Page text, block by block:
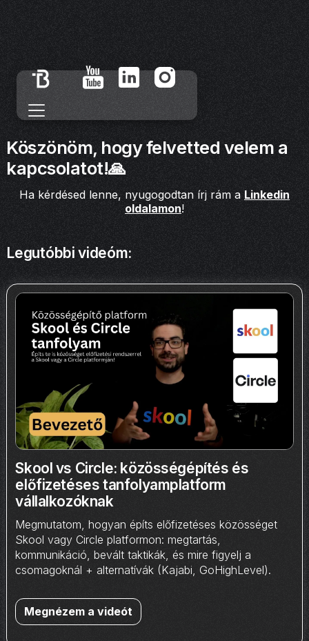
Köszönöm, hogy felvetted velem a
kapcsolatot!🙏
Ha kérdésed lenne, nyugogodtan írj rám a Linkedin
oldalamon!
Legutóbbi videóm:
Skool vs Circle: közösségépítés és
előfizetéses tanfolyamplatform
vállalkozóknak
Megmutatom, hogyan építs előfizetéses közösséget
Skool vagy Circle platformon: megtartás,
kommunikáció, bevált taktikák, és mire figyelj a
csomagoknál + alternatívák (Kajabi, GoHighLevel).
Megnézem a videót